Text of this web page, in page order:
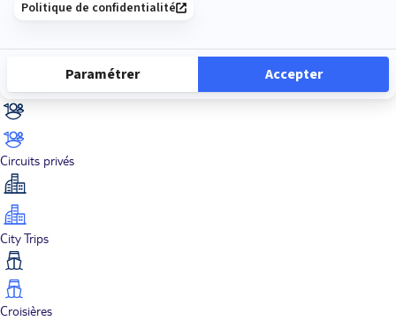
Aventure
Bien-être
Circuits privés
City Trips
Croisières